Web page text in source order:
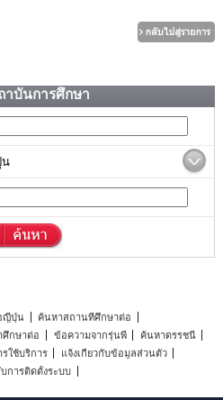
าบันการศึกษา
น
ญี่ปุ่น
ค้นหาสถานที่ศึกษาต่อ
ศึกษาต่อ
ข้อความจากรุ่นพี่
ค้นหาดรรชนี
ใช้บริการ
แจ้งเกี่ยวกับข้อมูลส่วนตัว
บการติดตั้งระบบ